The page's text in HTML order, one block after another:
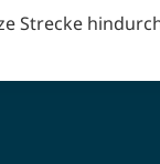
Strecke